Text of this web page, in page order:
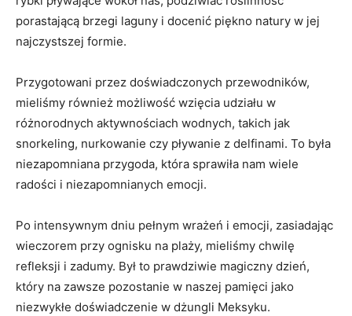
porastającą brzegi laguny i docenić piękno natury w jej
najczystszej formie.
Przygotowani przez ​doświadczonych przewodników,
mieliśmy również możliwość wzięcia udziału ‍w
różnorodnych aktywnościach‍ wodnych, takich jak
snorkeling, nurkowanie czy pływanie z delfinami. To była
niezapomniana przygoda,⁣ która ⁣sprawiła ‍nam wiele
radości i niezapomnianych emocji.
Po intensywnym⁣ dniu pełnym wrażeń‍ i⁢ emocji, zasiadając
wieczorem przy ognisku na plaży,‍ mieliśmy chwilę
refleksji​ i zadumy. ⁤Był‍ to prawdziwie magiczny dzień,
który na zawsze pozostanie w naszej pamięci⁢ jako ​
niezwykłe ​doświadczenie w dżungli Meksyku.